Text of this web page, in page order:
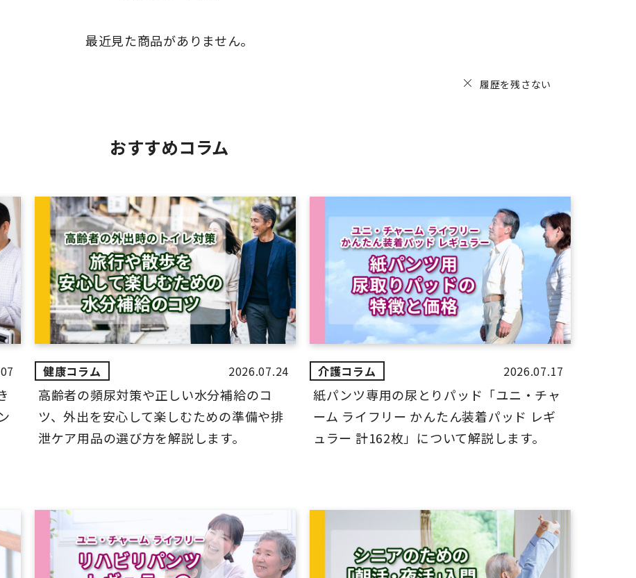
最近見た商品がありません。
履歴を残さない
おすすめコラム
2026.07.24
高齢者の頻尿対策や正しい水分補給のコ
ツ、外出を安心して楽しむための準備や排
泄ケア用品の選び方を解説します。
2026.07.17
紙パンツ専用の尿とりパッド「ユニ・チャ
ーム ライフリー かんたん装着パッド レギ
ュラー 計162枚」について解説します。